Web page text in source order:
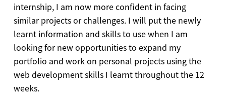
internship, I am now more confident in facing
similar projects or challenges. I will put the newly
learnt information and skills to use when I am
looking for new opportunities to expand my
portfolio and work on personal projects using the
web development skills I learnt throughout the 12
weeks.